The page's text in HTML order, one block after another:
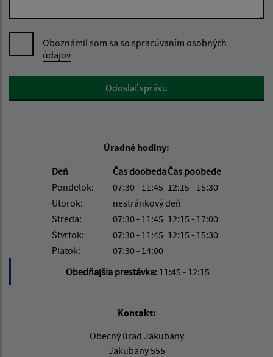
Oboznámil som sa so spracúvaním osobných
údajov
Google reCaptcha ResponseOdoslať správu
Úradné hodiny:
Deň
Čas doobedaČas poobede
Pondelok:
07:30 - 11:45 12:15 - 15:30
Utorok:
nestránkový deň
Streda:
07:30 - 11:45 12:15 - 17:00
Štvrtok:
07:30 - 11:45 12:15 - 15:30
Piatok:
07:30 - 14:00
Obedňajšia prestávka: 11:45 - 12:15
Kontakt:
Obecný úrad Jakubany
Jakubany 555